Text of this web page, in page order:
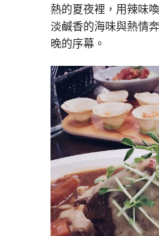
熱的夏夜裡，用辣味
淡鹹香的海味與熱情
晚的序幕。